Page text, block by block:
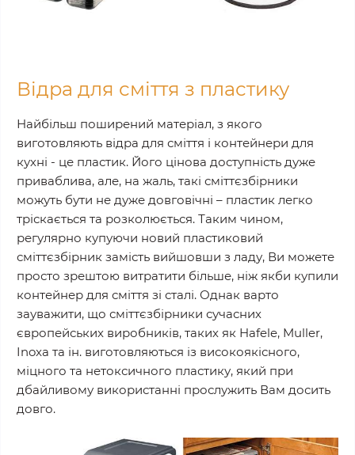
Відра для сміття з пластику
Найбільш поширений матеріал, з якого
виготовляють відра для сміття і контейнери для
кухні - це пластик. Його цінова доступність дуже
приваблива, але, на жаль, такі сміттєзбірники
можуть бути не дуже довговічні – пластик легко
тріскається та розколюється. Таким чином,
регулярно купуючи новий пластиковий
сміттєзбірник замість вийшовши з ладу, Ви можете
просто зрештою витратити більше, ніж якби купили
контейнер для сміття зі сталі. Однак варто
зауважити, що сміттєзбірники сучасних
європейських виробників, таких як Hafele, Muller,
Inoxa та ін. виготовляються із високоякісного,
міцного та нетоксичного пластику, який при
дбайливому використанні прослужить Вам досить
довго.